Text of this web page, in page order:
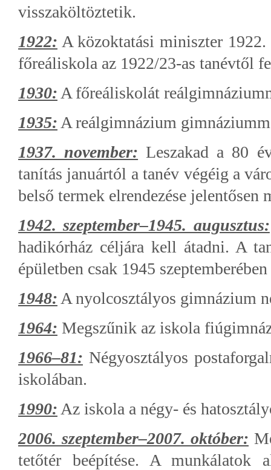
visszaköltöztetik.
1922: A közoktatási miniszter
főreáliskola az 1922/23-as tanévtől
1930: A főreáliskolát
1935: A reálgimnázium
1937. november: Leszakad a 80
tanítás januártól a tanév végéig a
belső termek elrendezése jelentősen
1942. szeptember–1945. augusztus:
hadikórház céljára kell átadni. A
épületben csak 1945
1948: A nyolcosztályos gimnázium
1964: Megszűnik az iskola
1966–81: Négyosztályos
iskolában.
1990: Az iskola a négy- és
2006. szeptember–2007. október:
tetőtér beépítése. A